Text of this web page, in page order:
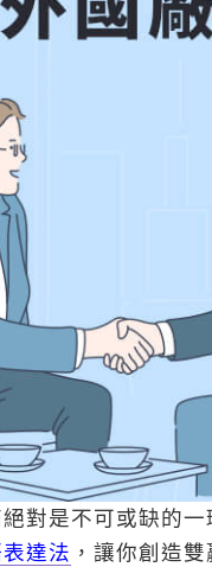
對是不可或缺的
達法 ，讓你創造